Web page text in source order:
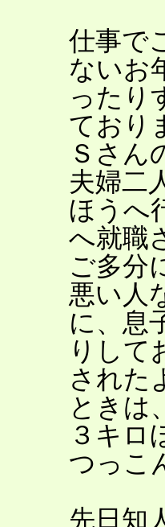
仕事で
ないお
ったり
ており
Ｓさん
夫婦二
ほうへ
へ就職
ご多分
悪い人
に、息
りして
された
ときは
３キロ
つっこ
先日知